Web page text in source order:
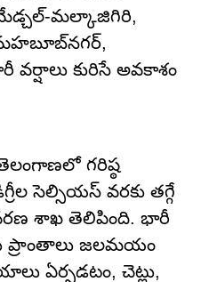
మల్కాజిగిరి,
వర్షాలు కురిసే అవకాశం
గరిష్ఠ
సెల్సియస్ వరకు తగ్గే
శాఖ తెలిపింది. భారీ
ప్రాంతాలు జలమయం
ఏర్పడటం, చెట్లు,